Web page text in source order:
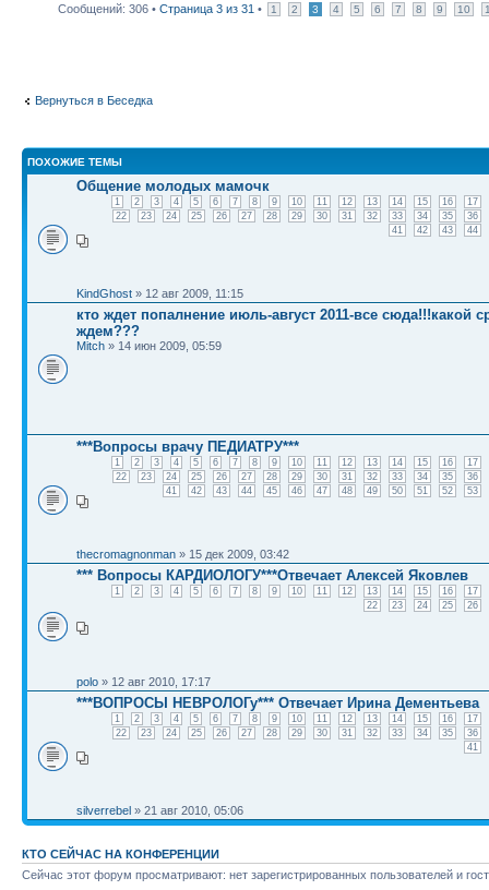
Сообщений: 306 • Страница 3 из 31 • 1 2 3 4 5 6 7 8 9 10
Вернуться в Беседка
ПОХОЖИЕ ТЕМЫ
Общение молодых мамочк
1 2 3 4 5 6 7 8 9 10 11 12 13 14 15 16
17
22
23 24 25 26 27 28 29 30 31 32 33 34 35
36
41
42 43 44
KindGhost » 12 авг 2009, 11:15
кто ждет попалнение июль-август 2011-все сюда!!!какой
ждем???
Mitch » 14 июн 2009, 05:59
***Вопросы врачу ПЕДИАТРУ***
1 2 3 4 5 6 7 8 9 10 11 12 13 14 15 16
17
22
23 24 25 26 27 28 29 30 31 32 33 34 35
36
41
42 43 44 45 46 47 48 49 50 51 52 53
thecromagnonman » 15 дек 2009, 03:42
*** Вопросы КАРДИОЛОГУ***Отвечает Алексей Яковлев
1 2 3 4 5 6 7 8 9 10 11 12 13 14 15 16
17
22
23 24 25 26
polo » 12 авг 2010, 17:17
***ВОПРОСЫ НЕВРОЛОГу*** Отвечает Ирина Дементьева
1 2 3 4 5 6 7 8 9 10 11 12 13 14 15 16
17
22
23 24 25 26 27 28 29 30 31 32 33 34 35
36
41
silverrebel » 21 авг 2010, 05:06
КТО СЕЙЧАС НА КОНФЕРЕНЦИИ
Сейчас этот форум просматривают: нет зарегистрированных пользователей и